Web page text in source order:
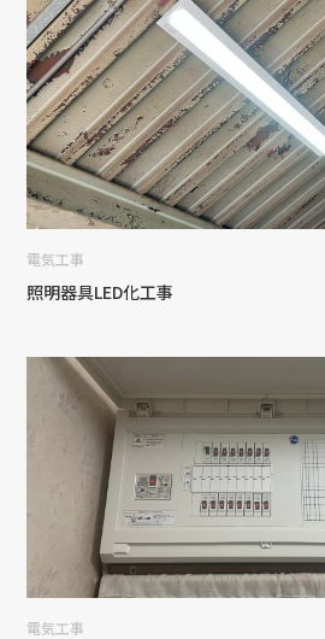
電気工事
照明器具LED化工事
電気工事